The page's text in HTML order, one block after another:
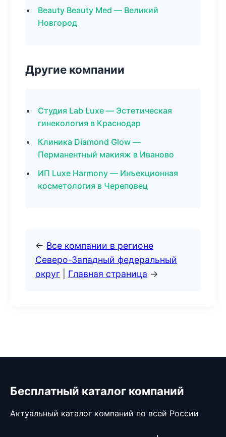
Beauty Beauty Med — Великий
Новгород
Другие компании
Студия Lab Luxe — Эстетическая
гинекология в Краснодар
Клиника Diamond Glow —
Перманентный макияж в Иваново
ИП Luxe Harmony — Инъекционная
косметология в Череповец
← Все компании в регионе
Северо-Западный федеральный
округ
Главная страница →
Бесплатный каталог компаний
Актуальный каталог компаний по всей России